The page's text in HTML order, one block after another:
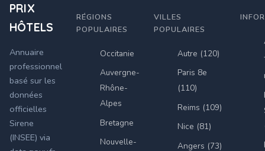
PRIX
HÔTELS
Annuaire
professionnel
basé sur les
données
officielles
Sirene
(INSEE) via
RÉGIONS
POPULAIRES
Occitanie
Auvergne-
Rhône-
Alpes
Bretagne
Nouvelle-
VILLES
POPULAIRES
Autre (120)
Paris 8e
(110)
Reims (109)
Nice (81)
Angers (73)